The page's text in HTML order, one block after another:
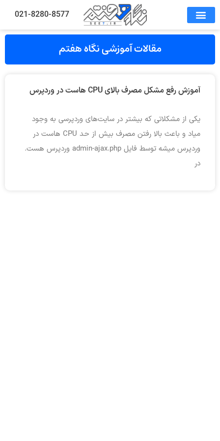
021-8280-8577
مقالات آموزشی نگاه هفتم
آموزش رفع مشکل مصرف بالای CPU هاست در وردپرس
یکی از مشکلاتی که بیشتر در سایت‌های وردپرسی به وجود
میاد و باعث بالا رفتن مصرف بیش از حد CPU هاست در
وردپرس میشه توسط فایل admin-ajax.php وردپرس هست.
در